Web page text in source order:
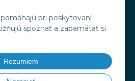
pri poskytovaní
spoznať a zapamätať si
Rozumiem
O NÁKUPE
podmienky
a platba
osobných údajov